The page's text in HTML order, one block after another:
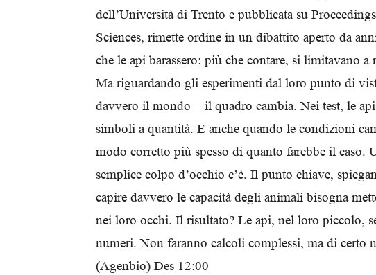
dell’Università di Trento e pubblicata su
Sciences, rimette ordine in un dibattito aperto da
che le api barassero: più che contare, si limitavano
Ma riguardando gli esperimenti dal loro punto di
davvero il mondo – il quadro cambia. Nei test, le
simboli a quantità. E anche quando le condizioni
modo corretto più spesso di quanto farebbe il caso.
semplice colpo d’occhio c’è. Il punto chiave,
capire davvero le capacità degli animali bisogna
nei loro occhi. Il risultato? Le api, nel loro piccolo,
numeri. Non faranno calcoli complessi, ma di certo
(Agenbio) Des 12:00